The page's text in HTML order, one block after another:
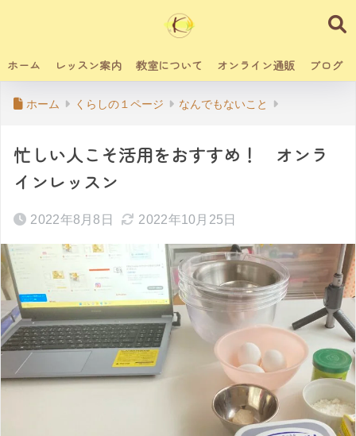
ホーム レッスン案内 教室について オンライン通販 ブログ
ホーム くらしの１ページ なんでもないこと
忙しい人こそ活用をおすすめ！ オンラ
インレッスン
2022年8月8日 2022年10月25日